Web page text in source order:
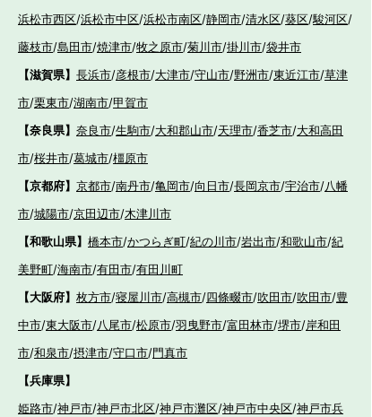
浜松市西区/浜松市中区/浜松市南区/静岡市/清水区/葵区/駿河区/
藤枝市/島田市/焼津市/牧之原市/菊川市/掛川市/袋井市
【滋賀県】 長浜市/彦根市/大津市/守山市/野洲市/東近江市/草津
市/栗東市/湖南市/甲賀市
【奈良県】 奈良市/生駒市/大和郡山市/天理市/香芝市/大和高田
市/桜井市/葛城市/橿原市
【京都府】 京都市/南丹市/亀岡市/向日市/長岡京市/宇治市/八幡
市/城陽市/京田辺市/木津川市
【和歌山県】 橋本市/かつらぎ町/紀の川市/岩出市/和歌山市/紀
美野町/海南市/有田市/有田川町
【大阪府】 枚方市/寝屋川市/高槻市/四條畷市/吹田市/吹田市/豊
中市/東大阪市/八尾市/松原市/羽曳野市/富田林市/堺市/岸和田
市/和泉市/摂津市/守口市/門真市
【兵庫県】
姫路市/神戸市/神戸市北区/神戸市灘区/神戸市中央区/神戸市兵